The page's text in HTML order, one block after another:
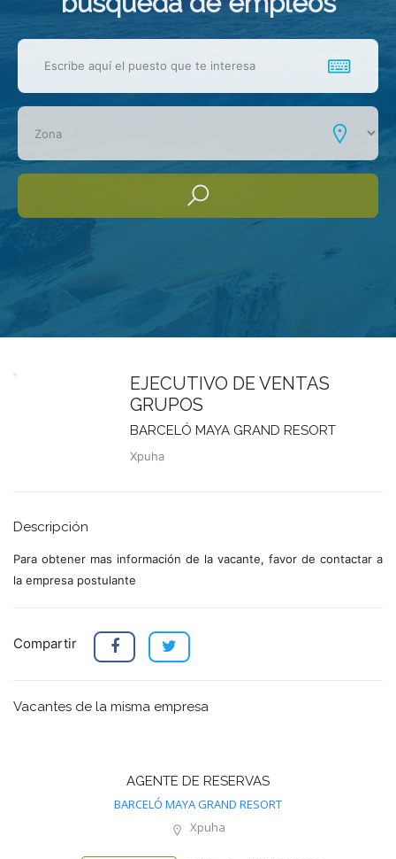
EJECUTIVO DE VENTAS
GRUPOS
BARCELÓ MAYA GRAND RESORT
Xpuha
Descripción
Para obtener mas información de la vacante, favor de contactar a
la empresa postulante
Compartir
Vacantes de la misma empresa
AGENTE DE RESERVAS
BARCELÓ MAYA GRAND RESORT
Xpuha